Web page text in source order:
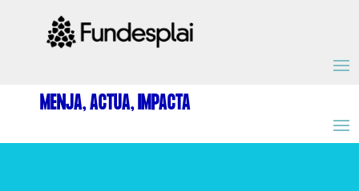
MENJA, ACTUA, IMPACTA
ACTIVITATS D'ESTIU
MÓN ESCOLAR